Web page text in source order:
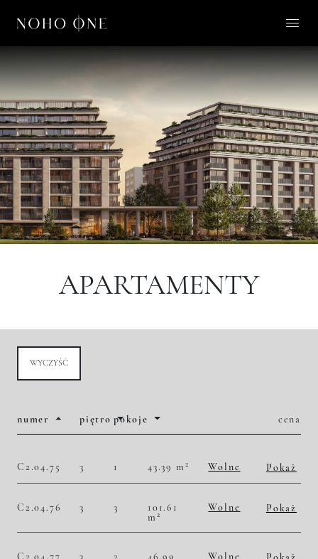
O NOHO ONE
LIFESTYLE
APARTAMENTY
O NAS
KONTAKT
APARTAMENTY
WYCZYŚĆ
numer piętro pokoje cena
C2.04.75 3 1 43.39 m 2 Wolne
Pokaż
C2.04.76 3 3
101.61
m 2
Wolne
Pokaż